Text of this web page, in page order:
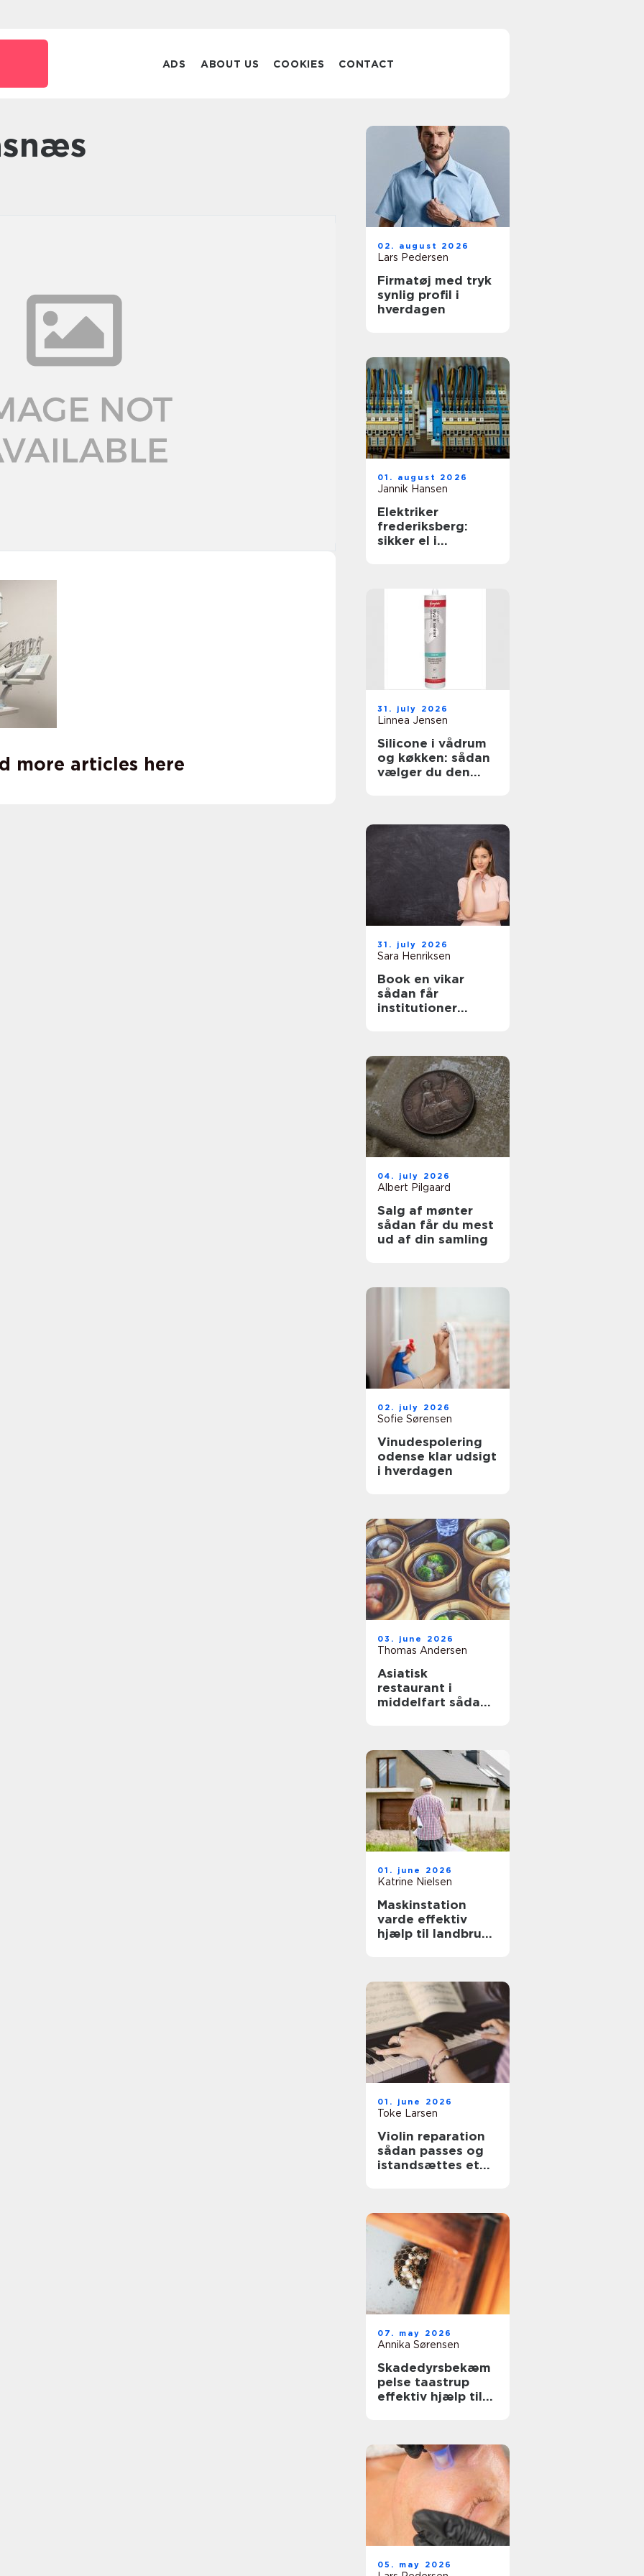
ADS ABOUT US COOKIES CONTACT
more articles here
02. august 2026
Lars Pedersen
Firmatøj med tryk
synlig profil i
hverdagen
01. august 2026
Jannik Hansen
Elektriker
frederiksberg:
sikker el i
31. july 2026
Linnea Jensen
Silicone i vådrum
og køkken: sådan
vælger du den
31. july 2026
Sara Henriksen
Book en vikar
sådan får
institutioner
04. july 2026
Albert Pilgaard
Salg af mønter
sådan får du mest
ud af din samling
02. july 2026
Sofie Sørensen
Vinudespolering
odense klar udsigt
i hverdagen
03. june 2026
Thomas Andersen
Asiatisk
restaurant i
middelfart sådan
01. june 2026
Katrine Nielsen
Maskinstation
varde effektiv
hjælp til landbrug
01. june 2026
Toke Larsen
Violin reparation
sådan passes og
istandsættes et
07. may 2026
Annika Sørensen
Skadedyrsbekæm
pelse taastrup
effektiv hjælp til
05. may 2026